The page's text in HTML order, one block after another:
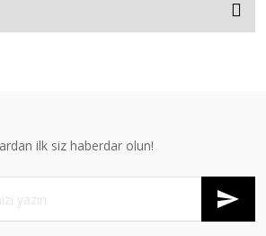
ilk siz haberdar olun!